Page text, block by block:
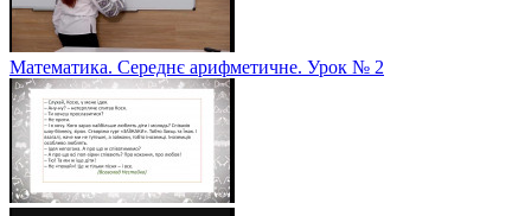
Математика. Середнє арифметичне. Урок № 2